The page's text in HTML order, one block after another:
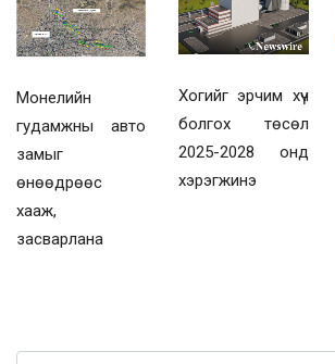
Монелийн
гудамжны авто
замыг
өнөөдрөөс
хааж,
засварлана
Хогийг эрчим хүч
болгох төсөл
2025-2028 онд
хэрэгжинэ